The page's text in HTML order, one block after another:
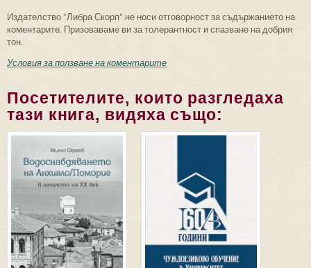
Издателство "Либра Скорп" не носи отговорност за съдържанието на
коментарите. Призоваваме ви за толерантност и спазване на добрия
тон.
Условия за ползване на коментарите
Посетителите, които разгледаха
тази книга, видяха също: